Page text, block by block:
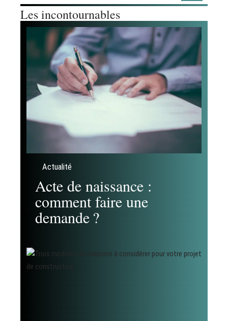
Les incontournables
Actualité
Acte de naissance :
comment faire une
demande ?